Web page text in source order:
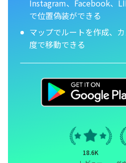
Instagram、Facebook、
で位置偽装ができる
マップでルートを作成、
度で移動できる
18.6K